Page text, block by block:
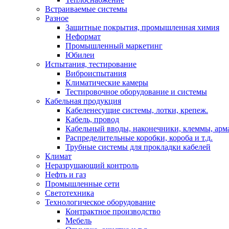
Встраиваемые системы
Разное
Защитные покрытия, промышленная химия
Неформат
Промышленный маркетинг
Юбилеи
Испытания, тестирование
Виброиспытания
Климатические камеры
Тестировочное оборудование и системы
Кабельная продукция
Кабеленесущие системы, лотки, крепеж.
Кабель, провод
Кабельный вводы, наконечники, клеммы,
Распределительные коробки, короба и т.д.
Трубные системы для прокладки кабелей
Климат
Неразрушающий контроль
Нефть и газ
Промышленные сети
Светотехника
Технологическое оборудование
Контрактное производство
Мебель